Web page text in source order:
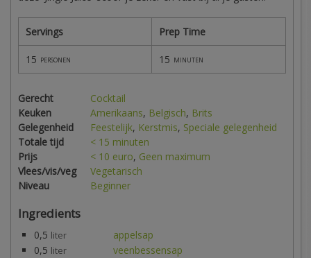
Servings Prep Time
15 personen 15 minuten
Gerecht
Cocktail
Keuken
Amerikaans, Belgisch, Brits
Gelegenheid
Feestelijk, Kerstmis, Speciale gelegenheid
Totale tijd
< 15 minuten
Prijs
< 10 euro, Geen maximum
Vlees/vis/veg
Vegetarisch
Niveau
Beginner
Ingredients
0,5 liter
appelsap
0,5 liter
veenbessensap